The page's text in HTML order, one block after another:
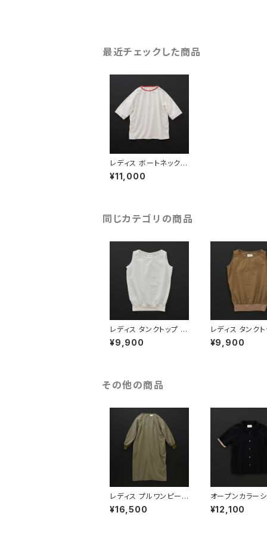
最近チェックした商品
レディス ボートネック 7
分袖 白×赤
¥11,000
同じカテゴリの商品
レディス タンクトップ ホ
ワイト
¥9,900
レディス タンク
イトブラウン
¥9,900
その他の商品
レディス プルワンピース
ライトカーキ
¥16,500
オープンカラー
半袖 黒×羊
¥12,100